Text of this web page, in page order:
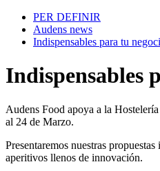
PER DEFINIR
Audens news
Indispensables para tu
Indispensables
Audens Food apoya a la
al 24 de Marzo.
Presentaremos nuestras
aperitivos llenos de innovación.